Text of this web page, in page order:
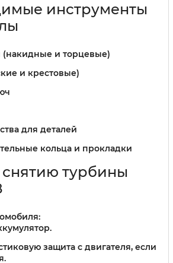
инструменты
и торцевые)
и крестовые)
для деталей
кольца и прокладки
турбины
защита с двигателя, если